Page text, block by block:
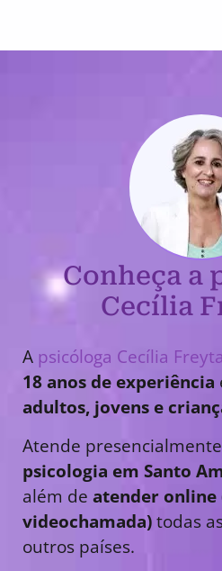
Conheça a
Cecília
A psicóloga Cecília
18 anos de experiência
adultos, jovens e
Atende
psicologia em Santo
além de atender online
videochamada)todas
outros países.